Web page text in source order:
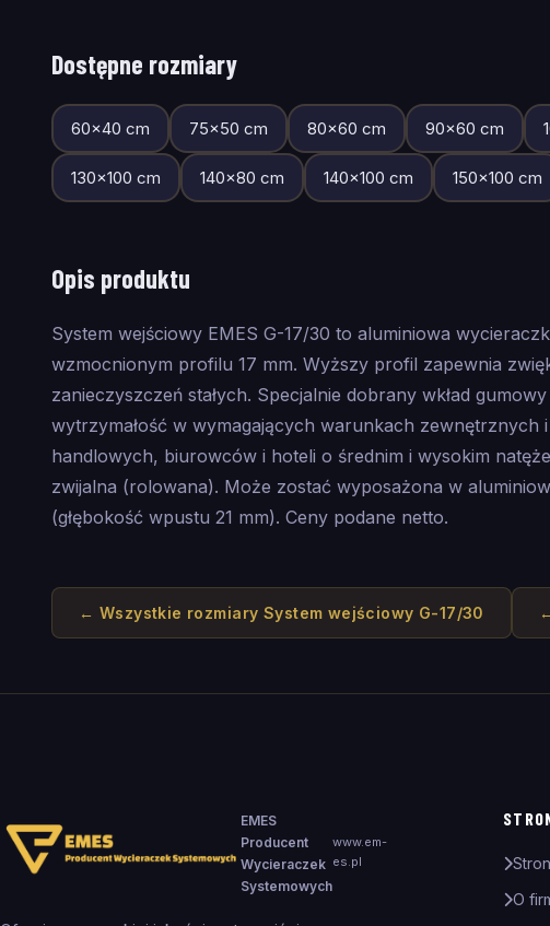
Dostępne rozmiary
60×40 cm 75×50 cm 80×60 cm 90×60 cm
130×100 cm 140×80 cm 140×100 cm 150×100 cm
Opis produktu
System wejściowy EMES G-17/30 to aluminiowa
wzmocnionym profilu 17 mm. Wyższy profil zapewnia
zanieczyszczeń stałych. Specjalnie dobrany wkład
wytrzymałość w wymagających warunkach zewnętrznych
handlowych, biurowców i hoteli o średnim i wysokim
zwijalna (rolowana). Może zostać wyposażona w
(głębokość wpustu 21 mm). Ceny podane netto.
← Wszystkie rozmiary System wejściowy G-17/30
EMES
Producent
Wycieraczek
Systemowych
www.em-
es.pl
O